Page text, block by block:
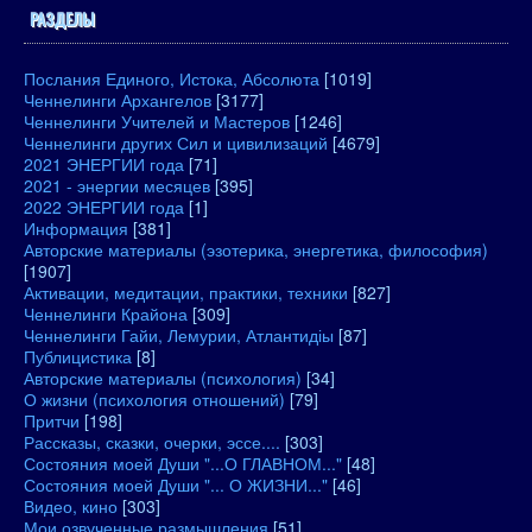
РАЗДЕЛЫ
Послания Единого, Истока, Абсолюта [1019]
Ченнелинги Архангелов [3177]
Ченнелинги Учителей и Мастеров [1246]
Ченнелинги других Сил и цивилизаций [4679]
2021 ЭНЕРГИИ года [71]
2021 - энергии месяцев [395]
2022 ЭНЕРГИИ года [1]
Информация [381]
Авторские материалы (эзотерика, энергетика, философия)
[1907]
Активации, медитации, практики, техники [827]
Ченнелинги Крайона [309]
Ченнелинги Гайи, Лемурии, Атлантидіы [87]
Публицистика [8]
Авторские материалы (психология) [34]
О жизни (психология отношений) [79]
Притчи [198]
Рассказы, сказки, очерки, эссе.... [303]
Состояния моей Души "...О ГЛАВНОМ..." [48]
Состояния моей Души "... О ЖИЗНИ..." [46]
Видео, кино [303]
Мои озвученные размышления [51]